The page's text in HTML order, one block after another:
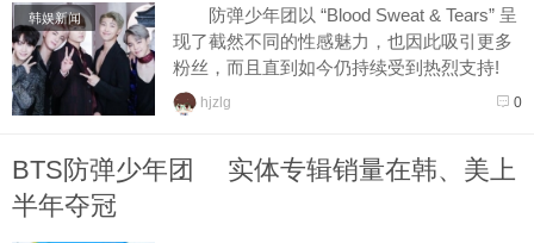
韩娱新闻
防弹少年团以 “Blood Sweat & Tears” 呈
现了截然不同的性感魅力，也因此吸引更多
粉丝，而且直到如今仍持续受到热烈支持!
在(12 日)凌晨四点左右时，防弹少年...
0
hjzlg
BTS防弹少年团 实体专辑销量在韩、美上
半年夺冠